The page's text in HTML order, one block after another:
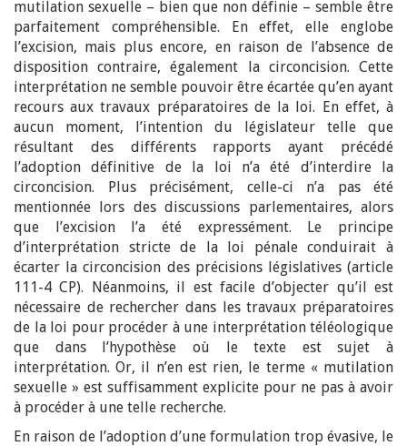
mutilation sexuelle – bien que non définie – semble être
parfaitement compréhensible. En effet, elle englobe
l’excision, mais plus encore, en raison de l’absence de
disposition contraire, également la circoncision. Cette
interprétation ne semble pouvoir être écartée qu’en ayant
recours aux travaux préparatoires de la loi. En effet, à
aucun moment, l’intention du législateur telle que
résultant des différents rapports ayant précédé
l’adoption définitive de la loi n’a été d’interdire la
circoncision. Plus précisément, celle-ci n’a pas été
mentionnée lors des discussions parlementaires, alors
que l’excision l’a été expressément. Le principe
d’interprétation stricte de la loi pénale conduirait à
écarter la circoncision des précisions législatives (article
111-4 CP). Néanmoins, il est facile d’objecter qu’il est
nécessaire de rechercher dans les travaux préparatoires
de la loi pour procéder à une interprétation téléologique
que dans l’hypothèse où le texte est sujet à
interprétation. Or, il n’en est rien, le terme « mutilation
sexuelle » est suffisamment explicite pour ne pas à avoir
à procéder à une telle recherche.
En raison de l’adoption d’une formulation trop évasive, le